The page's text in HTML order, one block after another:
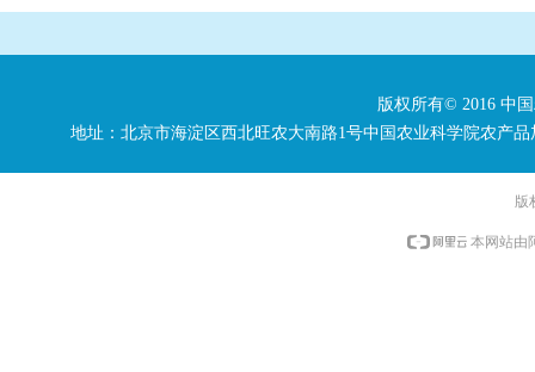
版权所有© 2016 中
地址：北京市海淀区西北旺农大南路1号中国农业科学院农产
版
本网站由